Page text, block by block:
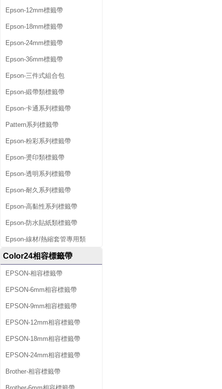
Epson-12mm標籤帶
Epson-18mm標籤帶
Epson-24mm標籤帶
Epson-36mm標籤帶
Epson-三件式組合包
Epson-緞帶類標籤帶
Epson-卡通系列標籤帶
Pattern系列標籤帶
Epson-粉彩系列標籤帶
Epson-燙印類標籤帶
Epson-透明系列標籤帶
Epson-耐久系列標籤帶
Epson-高黏性系列標籤帶
Epson-防水貼紙類標籤帶
Epson-線材/熱縮套管專用類
Color24相容標籤帶
EPSON-相容標籤帶
EPSON-6mm相容標籤帶
EPSON-9mm相容標籤帶
EPSON-12mm相容標籤帶
EPSON-18mm相容標籤帶
EPSON-24mm相容標籤帶
Brother-相容標籤帶